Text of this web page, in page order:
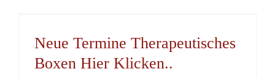
Neue Termine Therapeutisches
Boxen Hier Klicken..